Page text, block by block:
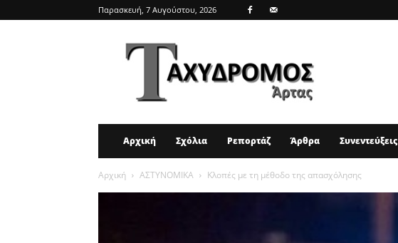
Παρασκευή, 7 Αυγούστου, 2026
ΤΑΧΥΔΡΟΜΟΣ
Αρχική Σχόλια Ρεπορτάζ Άρθρα Συνεντεύξεις
Αρχική ΑΣΤΥΝΟΜΙΚΑ Κλοπές με τη μέθοδο της απασχόλησης